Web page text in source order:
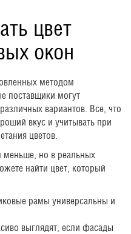
цвет
окон
методом
поставщики могут
вариантов. Все, что
вкус и учитывать при
цветов.
меньше, но в реальных
найти цвет, который
рамы универсальны и
выглядят, если фасады